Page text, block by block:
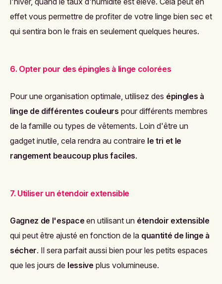
effet vous permettre de profiter de votre linge bien sec et
qui sentira bon le frais en seulement quelques heures.
6. Opter pour des épingles à linge colorées
Pour une organisation optimale, utilisez des épingles à
linge de différentes couleurs pour différents membres
de la famille ou types de vêtements. Loin d'être un
gadget inutile, cela rendra au contraire le tri et le
rangement beaucoup plus faciles.
7. Utiliser un étendoir extensible
Gagnez de l'espace en utilisant un étendoir extensible
qui peut être ajusté en fonction de la quantité de linge à
sécher. Il sera parfait aussi bien pour les petits espaces
que les jours de lessive plus volumineuse.